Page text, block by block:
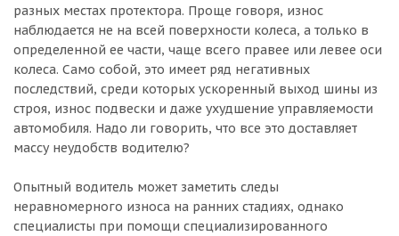
разных местах протектора. Проще говоря, износ
наблюдается не на всей поверхности колеса, а только в
определенной ее части, чаще всего правее или левее оси
колеса. Само собой, это имеет ряд негативных
последствий, среди которых ускоренный выход шины из
строя, износ подвески и даже ухудшение управляемости
автомобиля. Надо ли говорить, что все это доставляет
массу неудобств водителю?
Опытный водитель может заметить следы
неравномерного износа на ранних стадиях, однако
специалисты при помощи специализированного